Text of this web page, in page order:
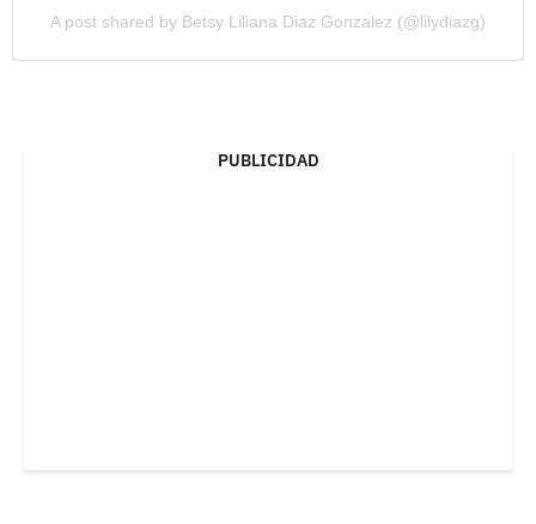
A post shared by Betsy Liliana Diaz Gonzalez (@lilydiazg)
PUBLICIDAD